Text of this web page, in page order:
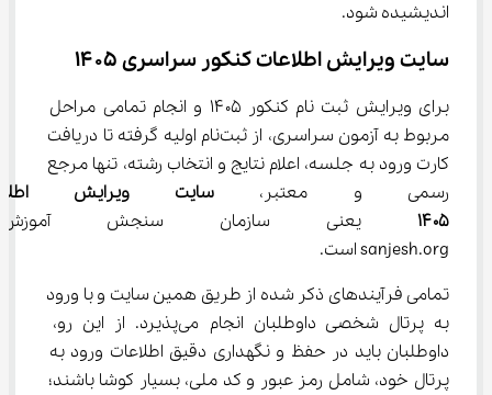
اندیشیده شود.
سایت ویرایش اطلاعات کنکور سراسری ۱۴۰۵
برای ویرایش ثبت نام کنکور ۱۴۰۵ و انجام تمامی مراحل
مربوط به آزمون سراسری، از ثبت‌نام اولیه گرفته تا دریافت
کارت ورود به جلسه، اعلام نتایج و انتخاب رشته، تنها مرجع
رسمی و معتبر، سایت ویرایش
۱۴۰۵ یعنی سازمان سنجش
sanjesh.org است.
تمامی فرآیندهای ذکر شده از طریق همین سایت و با ورود
به پرتال شخصی داوطلبان انجام می‌پذیرد. از این رو،
داوطلبان باید در حفظ و نگهداری دقیق اطلاعات ورود به
پرتال خود، شامل رمز عبور و کد ملی، بسیار کوشا باشند؛